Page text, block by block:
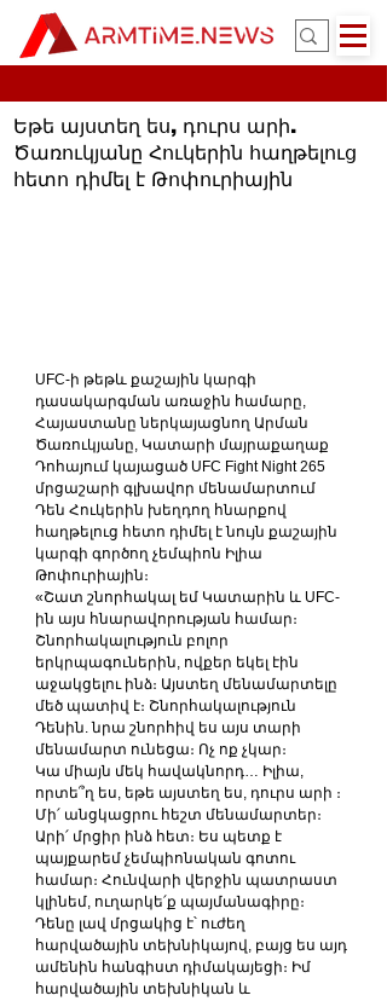
Եթե այստեղ ես, դուրս արի.
Ծառուկյանը Հուկերին հաղթելուց
հետո դիմել է Թոփուրիային
UFC-ի թեթև քաշային կարգի
դասակարգման առաջին համարը,
Հայաստանը ներկայացնող Արման
Ծառուկյանը, Կատարի մայրաքաղաք
Դոհայում կայացած UFC Fight Night 265
մրցաշարի գլխավոր մենամարտում
Դեն Հուկերին խեղդող հնարքով
հաղթելուց հետո դիմել է նույն քաշային
կարգի գործող չեմպիոն Իլիա
Թոփուրիային։
«Շատ շնորհակալ եմ Կատարին և UFC-
ին այս հնարավորության համար։
Շնորհակալություն բոլոր
երկրպագուներին, ովքեր եկել էին
աջակցելու ինձ։ Այստեղ մենամարտելը
մեծ պատիվ է։ Շնորհակալություն
Դենին. նրա շնորհիվ ես այս տարի
մենամարտ ունեցա։ Ոչ ոք չկար։
Կա միայն մեկ հավակնորդ… Իլիա,
որտե՞ղ ես, եթե այստեղ ես, դուրս արի ։
Մի՛ անցկացրու հեշտ մենամարտեր։
Արի՛ մրցիր ինձ հետ։ Ես պետք է
պայքարեմ չեմպիոնական գոտու
համար։ Հունվարի վերջին պատրաստ
կլինեմ, ուղարկե՛ք պայմանագիրը։
Դենը լավ մրցակից է՝ ուժեղ
հարվածային տեխնիկայով, բայց ես այդ
ամենին հանգիստ դիմակայեցի։ Իմ
հարվածային տեխնիկան և